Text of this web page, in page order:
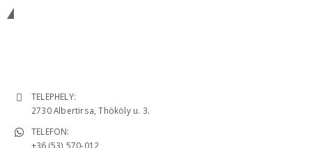
TELEPHELY:
2730 Albertirsa, Thököly u. 3.
TELEFON:
+36 (53) 570-012